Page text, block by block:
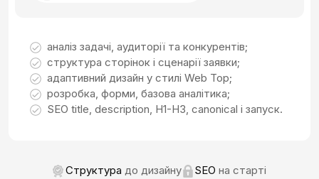
аналіз задачі, аудиторії та конкурентів;
структура сторінок і сценарії заявки;
адаптивний дизайн у стилі Web Top;
розробка, форми, базова аналітика;
SEO title, description, H1-H3, canonical і запуск.
Структура до дизайну SEO на старті